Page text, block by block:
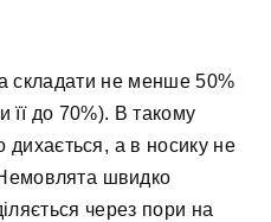
складати не менше 50%
її до 70%). В такому
дихається, а в носику не
швидко
через пори на